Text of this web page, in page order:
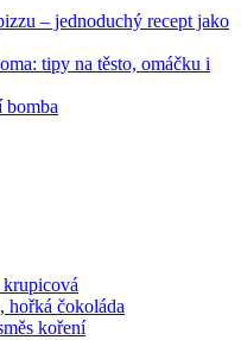
– jednoduchý recept jako
tipy na těsto, omáčku i
bomba
hořká čokoláda
koření